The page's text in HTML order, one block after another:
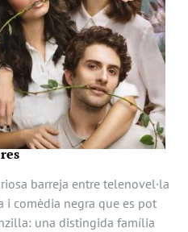
barreja entre telenovel·la
i comèdia negra que es pot
una distingida família